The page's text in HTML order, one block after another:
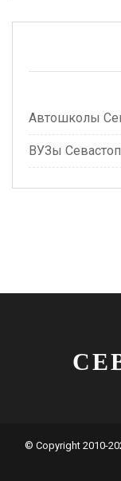
Автошколы
ВУЗы
© Copyright 2010-